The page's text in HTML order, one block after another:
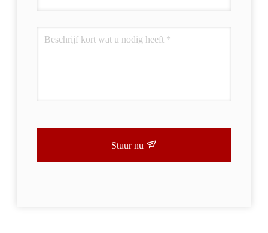
Stuur nu